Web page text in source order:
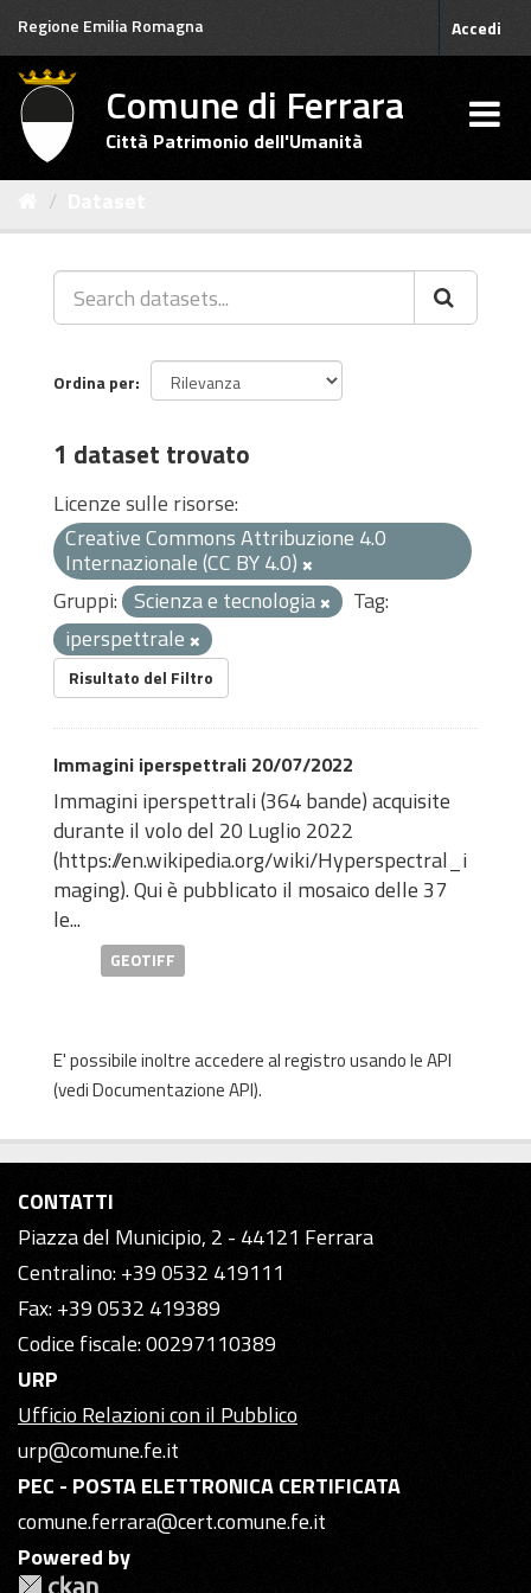
Salta
contenuto
Regione Emilia Romagna Accedi
Comune di Ferrara
Città Patrimonio dell'Umanità
Ordina per
1 dataset trovato
Licenze sulle risorse:
Creative Commons Attribuzione 4.0
Internazionale (CC BY 4.0)
Gruppi: Scienza e tecnologia
Tag:
iperspettrale
Risultato del Filtro
Immagini iperspettrali 20/07/2022
Immagini iperspettrali (364 bande) acquisite
durante il volo del 20 Luglio 2022
(https://en.wikipedia.org/wiki/Hyperspectral_i
maging). Qui è pubblicato il mosaico delle 37
le...
GEOTIFF
E' possibile inoltre accedere al registro usando leAPI
(vediDocumentazione API).
CONTATTI
Piazza del Municipio, 2 - 44121 Ferrara
Centralino: +39 0532 419111
Fax: +39 0532 419389
Codice fiscale: 00297110389
URP
Ufficio Relazioni con il Pubblico
urp@comune.fe.it
PEC - POSTA ELETTRONICA CERTIFICATA
comune.ferrara@cert.comune.fe.it
Powered by